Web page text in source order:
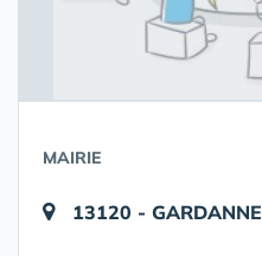
MAIRIE
13120 - GARDANNE